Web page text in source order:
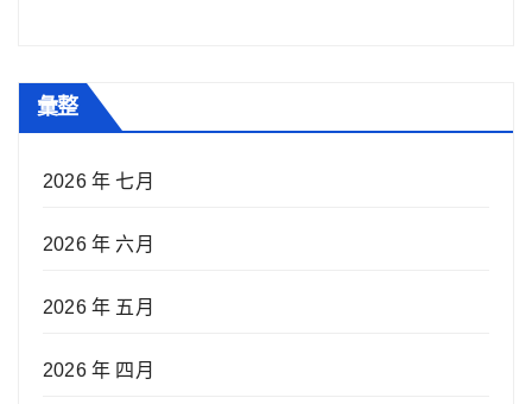
彙整
2026 年 七月
2026 年 六月
2026 年 五月
2026 年 四月